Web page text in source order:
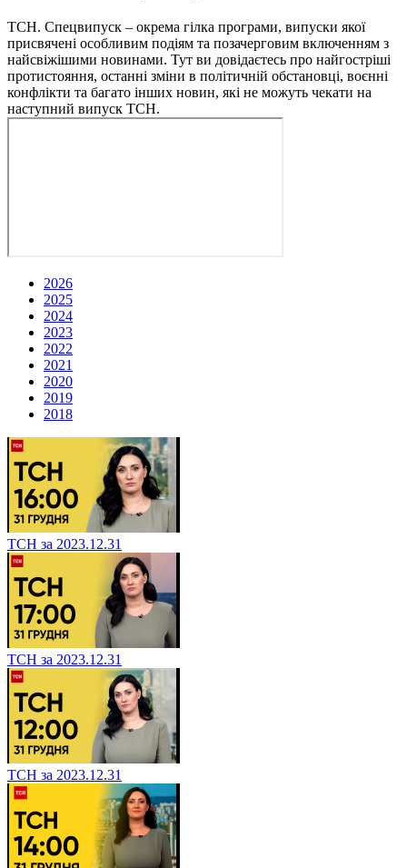
ТСН. Спецвипуск – окрема гілка програми, випуски якої
присвячені особливим подіям та позачерговим включенням з
найсвіжішими новинами. Тут ви довідаєтесь про найгостріші
протистояння, останні зміни в політичній обстановці, воєнні
конфлікти та багато інших новин, які не можуть чекати на
наступний випуск ТСН.
2026
2025
2024
2023
2022
2021
2020
2019
2018
ТСН за 2023.12.31
ТСН за 2023.12.31
ТСН за 2023.12.31